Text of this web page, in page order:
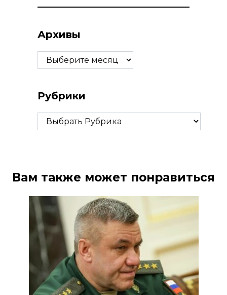
Архивы
Архивы
Рубрики
Рубрики
Вам также может понравиться